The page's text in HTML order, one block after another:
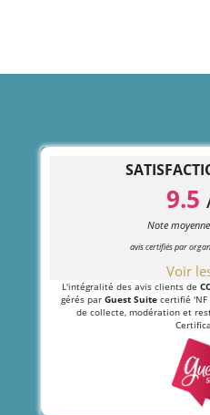
9.5
Note
avis certifiés par
Voir
L'intégralité des avis clients de
gérés par Guest Suite certifié 'NF
de collecte, modération et